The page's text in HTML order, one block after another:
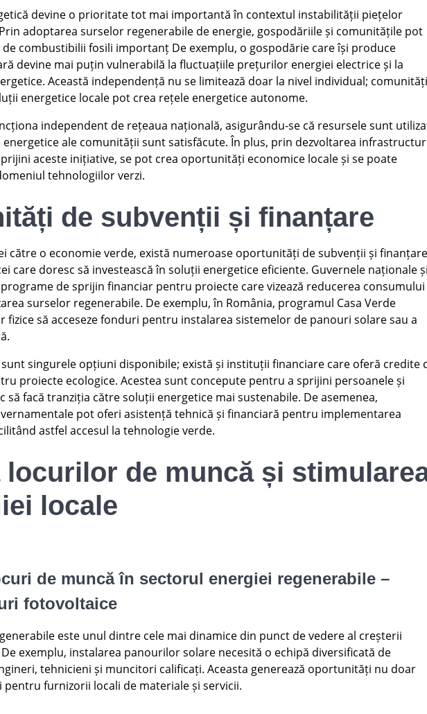
devine o prioritate tot mai importantă în contextul instabilității piețelor
adoptarea surselor regenerabile de energie, gospodăriile și comunitățile pot
combustibilii fosili importanț De exemplu, o gospodărie care își produce
devine mai puțin vulnerabilă la fluctuațiile prețurilor energiei electrice și la
Această independență nu se limitează doar la nivel individual;
energetice locale pot crea rețele energetice autonome.
independent de rețeaua națională, asigurându-se că resursele sunt
energetice ale comunității sunt satisfăcute. În plus, prin dezvoltarea
aceste inițiative, se pot crea oportunități economice locale și se poate
tehnologiilor verzi.
de subvenții și finanțare
către o economie verde, există numeroase oportunități de subvenții și finanțare
care doresc să investească în soluții energetice eficiente. Guvernele naționale și
de sprijin financiar pentru proiecte care vizează reducerea consumului
surselor regenerabile. De exemplu, în România, programul Casa Verde
fizice să acceseze fonduri pentru instalarea sistemelor de panouri solare sau a
singurele opțiuni disponibile; există și instituții financiare care oferă credite
proiecte ecologice. Acestea sunt concepute pentru a sprijini persoanele și
să facă tranziția către soluții energetice mai sustenabile. De asemenea,
pot oferi asistență tehnică și financiară pentru implementarea
astfel accesul la tehnologie verde.
locurilor de muncă și
locale
de muncă în sectorul energiei regenerabile –
fotovoltaice
este unul dintre cele mai dinamice din punct de vedere al creșterii
exemplu, instalarea panourilor solare necesită o echipă diversificată de
tehnicieni și muncitori calificați. Aceasta generează oportunități nu doar
pentru furnizorii locali de materiale și servicii.